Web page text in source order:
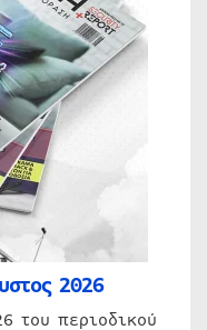
2026
του περιοδικού